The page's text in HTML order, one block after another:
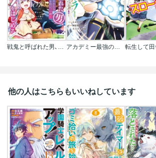
戦鬼と呼ばれた男､王家に暗殺されたら娘を拾い､一緒にスローライフをはじめる innocent days アカデミー最強のモブヒーラー ～死にゲー世界のモブに転生した俺は、外れジョブ【ヒーラー】と原作知識で無双する～
他の人はこちらもいいねしています